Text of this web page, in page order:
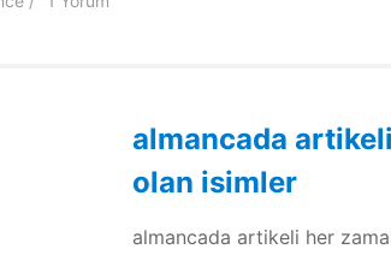
almancada
olan isimler
almancada artikeli her